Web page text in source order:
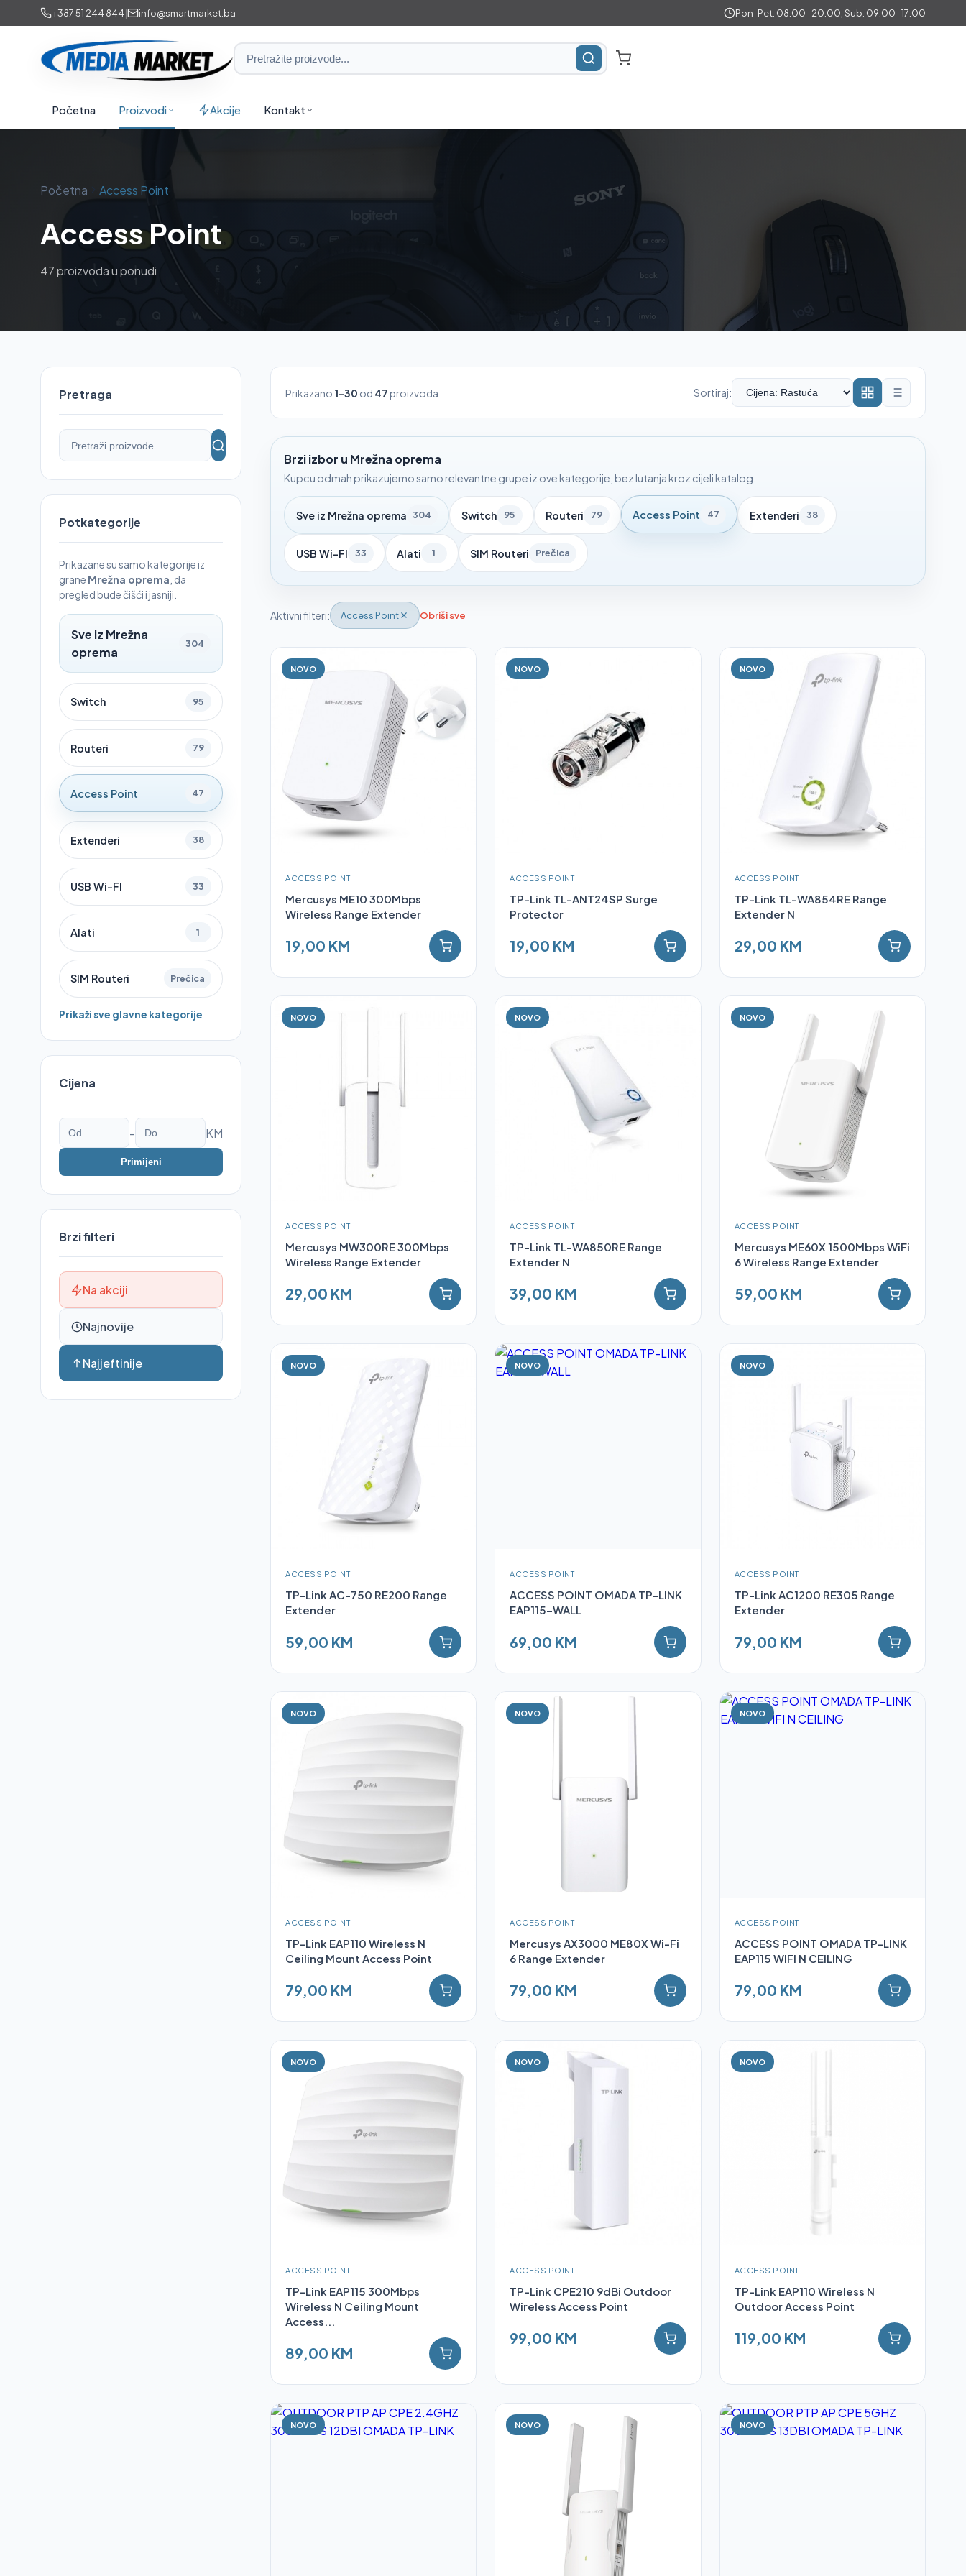
Preskoči
na
+387 51 244 844| info@smartmarket.ba Pon-Pet: 08:00-20:00, Sub: 09:00-17:00
Smart
Media
Početna Proizvodi Akcije Kontakt
Početna Access Point
Access Point
47 proizvoda u ponudi
Pretraga
Potkategorije
Prikazane su samo kategorije iz
grane Mrežna oprema , da
pregled bude čišći i jasniji.
Sve iz Mrežna
oprema
304
Switch 95
Routeri 79
Access Point 47
Extenderi 38
USB Wi-FI 33
Alati 1
SIM Routeri Prečica
Prikaži sve glavne kategorije
Cijena
- KM
Primijeni
Brzi filteri
Na akciji
Najnovije
Najjeftinije
Prikazano 1-30 od 47proizvoda Sortiraj:
Brzi izbor u Mrežna oprema
Kupcu odmah prikazujemo samo relevantne grupe iz ove kategorije, bez lutanja kroz cijeli katalog.
Sve iz Mrežna oprema 304 Switch 95 Routeri 79 Access Point 47 Extenderi 38
USB Wi-FI 33 Alati 1 SIM Routeri Prečica
Aktivni filteri: Access Point Obriši sve
NOVO
ACCESS POINT
Mercusys ME10 300Mbps
Wireless Range Extender
19,00 KM
NOVO
ACCESS POINT
TP-Link TL-ANT24SP Surge
Protector
19,00 KM
NOVO
ACCESS POINT
TP-Link TL-WA854RE Range
Extender N
29,00 KM
NOVO
ACCESS POINT
Mercusys MW300RE 300Mbps
Wireless Range Extender
29,00 KM
NOVO
ACCESS POINT
TP-Link TL-WA850RE Range
Extender N
39,00 KM
NOVO
ACCESS POINT
Mercusys ME60X 1500Mbps WiFi
6 Wireless Range Extender
59,00 KM
NOVO
ACCESS POINT
TP-Link AC-750 RE200 Range
Extender
59,00 KM
NOVO
ACCESS POINT
ACCESS POINT OMADA TP-LINK
EAP115-WALL
69,00 KM
NOVO
ACCESS POINT
TP-Link AC1200 RE305 Range
Extender
79,00 KM
NOVO
ACCESS POINT
TP-Link EAP110 Wireless N
Ceiling Mount Access Point
79,00 KM
NOVO
ACCESS POINT
Mercusys AX3000 ME80X Wi-Fi
6 Range Extender
79,00 KM
NOVO
ACCESS POINT
ACCESS POINT OMADA TP-LINK
EAP115 WIFI N CEILING
79,00 KM
NOVO
ACCESS POINT
TP-Link EAP115 300Mbps
Wireless N Ceiling Mount
Access...
89,00 KM
NOVO
ACCESS POINT
TP-Link CPE210 9dBi Outdoor
Wireless Access Point
99,00 KM
NOVO
ACCESS POINT
TP-Link EAP110 Wireless N
Outdoor Access Point
119,00 KM
NOVO NOVO NOVO